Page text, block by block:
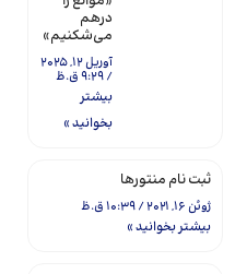
درهم
می‌شکنیم»
آوریل 12, 2025
9:29 ق.ظ
بیشتر
بخوانید »
ثبت نام منتورها
ژوئن 16, 2021 10:39 ق.ظ
بیشتر بخوانید »